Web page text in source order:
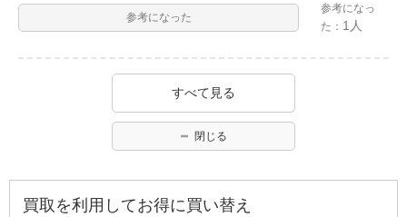
参考になった
参考になっ
た： 1人
すべて見る
閉じる
買取を利用してお得に買い替え